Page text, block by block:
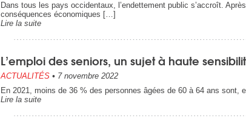
Dans tous les pays occidentaux, l’endettement public s’accroît.
conséquences économiques […]
Lire la suite
L’emploi des seniors, un sujet à haute
ACTUALITÉS • 7 novembre 2022
En 2021, moins de 36 % des personnes âgées de 60 à 64 ans sont,
Lire la suite